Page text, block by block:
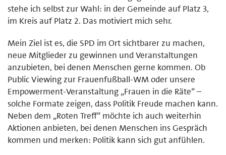
stehe ich selbst zur Wahl: in der Gemeinde auf Platz 3,
im Kreis auf Platz 2. Das motiviert mich sehr.
Mein Ziel ist es, die SPD im Ort sichtbarer zu machen,
neue Mitglieder zu gewinnen und Veranstaltungen
anzubieten, bei denen Menschen gerne kommen. Ob
Public Viewing zur Frauenfußball-WM oder unsere
Empowerment-Veranstaltung „Frauen in die Räte“ –
solche Formate zeigen, dass Politik Freude machen kann.
Neben dem „Roten Treff“ möchte ich auch weiterhin
Aktionen anbieten, bei denen Menschen ins Gespräch
kommen und merken: Politik kann sich gut anfühlen.